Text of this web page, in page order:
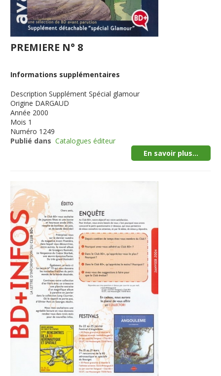
PREMIERE N° 8
Informations supplémentaires
Description Supplément Spécial glamour
Origine DARGAUD
Année 2000
Mois 1
Numéro 1249
Publié dans Catalogues éditeur
En savoir plus...